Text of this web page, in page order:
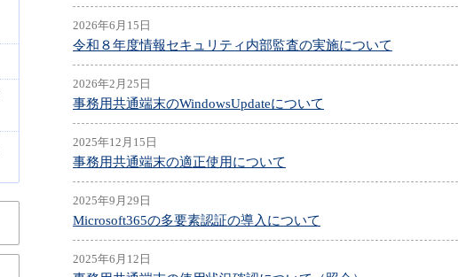
2026年6月15日
令和８年度情報セキュリティ内部監査の実施について
2026年2月25日
事務用共通端末のWindowsUpdateについて
2025年12月15日
事務用共通端末の適正使用について
2025年9月29日
Microsoft365の多要素認証の導入について
2025年6月12日